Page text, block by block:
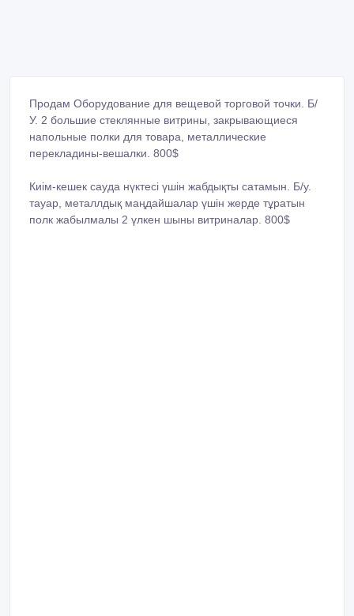
Продам Оборудование для вещевой торговой точки. Б/
У. 2 большие стеклянные витрины, закрывающиеся
напольные полки для товара, металлические
перекладины-вешалки. 800$
Киiм-кешек сауда нүктесi үшiн жабдықты сатамын. Б/у.
тауар, металлдық маңдайшалар үшiн жерде тұратын
полк жабылмалы 2 үлкен шыны витриналар. 800$